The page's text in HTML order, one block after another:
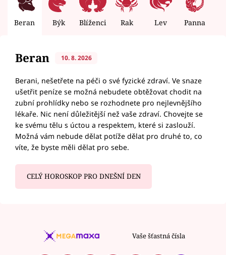
Beran Býk Blíženci Rak Lev Panna
Beran 10. 8. 2026
Berani, nešetřete na péči o své fyzické zdraví. Ve snaze
ušetřit peníze se možná nebudete obtěžovat chodit na
zubní prohlídky nebo se rozhodnete pro nejlevnějšího
lékaře. Nic není důležitější než vaše zdraví. Chovejte se
ke svému tělu s úctou a respektem, které si zaslouží.
Možná vám nebude dělat potíže dělat pro druhé to, co
víte, že byste měli dělat pro sebe.
CELÝ HOROSKOP PRO DNEŠNÍ DEN
Vaše šťastná čísla